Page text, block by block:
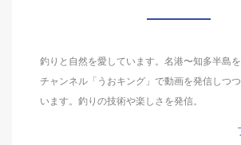
釣りと自然を愛しています。名港〜知多半島
チャンネル「うおキング」で動画を発信しつ
います。釣りの技術や楽しさを発信。